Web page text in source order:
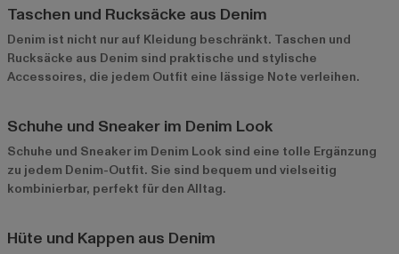
Taschen und Rucksäcke aus Denim
Denim ist nicht nur auf Kleidung beschränkt. Taschen und
Rucksäcke aus Denim sind praktische und stylische
Accessoires, die jedem Outfit eine lässige Note verleihen.
Schuhe und Sneaker im Denim Look
Schuhe und Sneaker im Denim Look sind eine tolle Ergänzung
zu jedem Denim-Outfit. Sie sind bequem und vielseitig
kombinierbar, perfekt für den Alltag.
Hüte und Kappen aus Denim